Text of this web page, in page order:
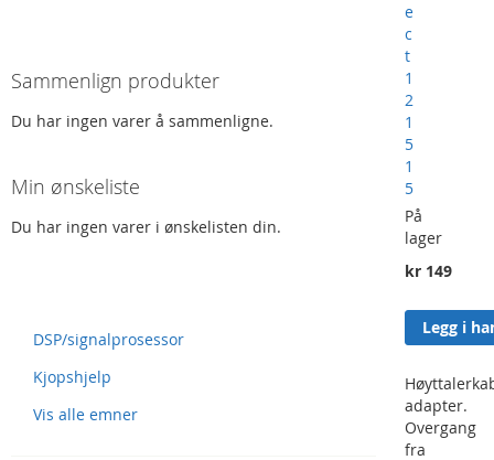
e
c
t
1
2
1
5
1
5
På
lager
kr 149
Legg i
adapter.
Overgang
fra
Sammenlign produkter
Du har ingen varer å sammenligne.
Min ønskeliste
Du har ingen varer i ønskelisten din.
DSP/signalprosessor
Kjopshjelp
Vis alle emner